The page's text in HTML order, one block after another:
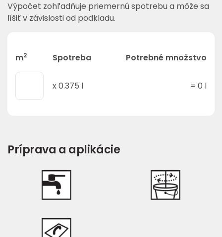
Výpočet zohľadňuje priemernú spotrebu a môže sa
líšiť v závislosti od podkladu.
m2 Spotreba Potrebné množstvo
x0.375 l = 0 l
Príprava a aplikácie